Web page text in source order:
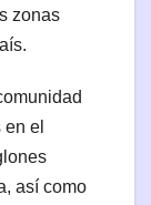
zonas
el
así como